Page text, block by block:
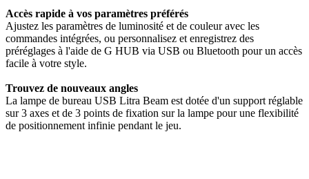
Accès rapide à vos paramètres préférés
Ajustez les paramètres de luminosité et de couleur avec les
commandes intégrées, ou personnalisez et enregistrez des
préréglages à l'aide de G HUB via USB ou Bluetooth pour un accès
facile à votre style.
Trouvez de nouveaux angles
La lampe de bureau USB Litra Beam est dotée d'un support réglable
sur 3 axes et de 3 points de fixation sur la lampe pour une flexibilité
de positionnement infinie pendant le jeu.